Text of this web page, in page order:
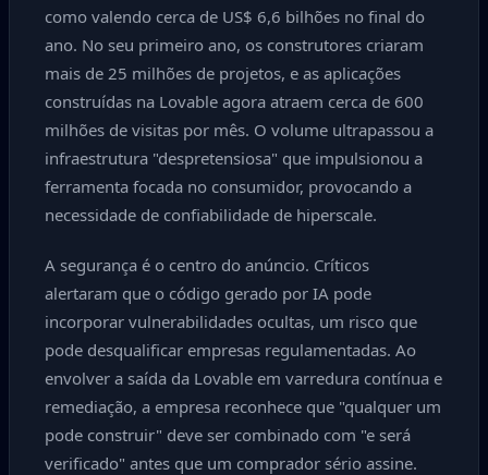
como valendo cerca de US$ 6,6 bilhões no final do
ano. No seu primeiro ano, os construtores criaram
mais de 25 milhões de projetos, e as aplicações
construídas na Lovable agora atraem cerca de 600
milhões de visitas por mês. O volume ultrapassou a
infraestrutura "despretensiosa" que impulsionou a
ferramenta focada no consumidor, provocando a
necessidade de confiabilidade de hiperscale.
A segurança é o centro do anúncio. Críticos
alertaram que o código gerado por IA pode
incorporar vulnerabilidades ocultas, um risco que
pode desqualificar empresas regulamentadas. Ao
envolver a saída da Lovable em varredura contínua e
remediação, a empresa reconhece que "qualquer um
pode construir" deve ser combinado com "e será
verificado" antes que um comprador sério assine.